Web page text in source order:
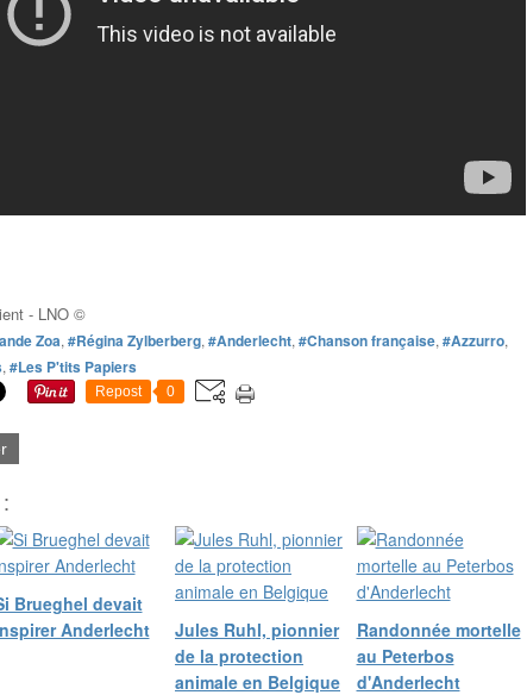
- LNO ©
Zoa, #Régina Zylberberg, #Anderlecht, #Chanson française, #Azzurro,
, #Les P'tits Papiers
Repost 0
Brueghel devait
Anderlecht
Jules Ruhl, pionnier
de la protection
animale en Belgique
Randonnée mortelle
au Peterbos
d'Anderlecht